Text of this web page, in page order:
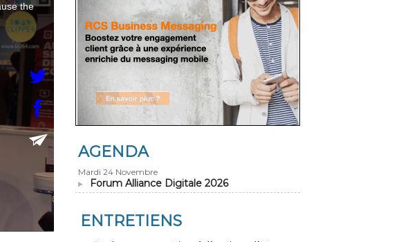
AGENDA
Mardi 24 Novembre
Forum Alliance Digitale 2026
ENTRETIENS